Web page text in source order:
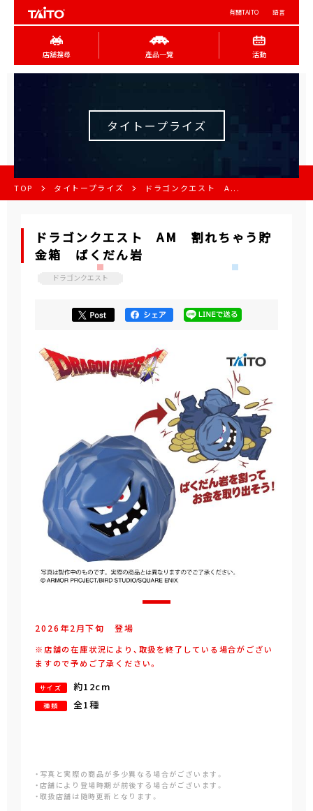
有關TAITO 語言
店舖搜尋 產品一覽 活動
タイトープライズ
TOP タイトープライズ ドラゴンクエスト A...
ドラゴンクエスト AM 割れちゃう貯
金箱 ばくだん岩
ドラゴンクエスト
2026年2月下旬 登場
※店舗の在庫状況により、取扱を終了している場合がござい
ますので予めご了承ください。
サイズ 約12cm
種類 全1種
・写真と実際の商品が多少異なる場合がございます。
・店舗により登場時期が前後する場合がございます。
・取扱店舗は随時更新となります。